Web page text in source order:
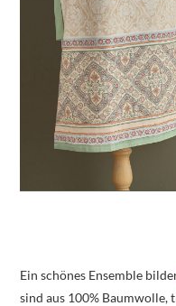
Ein schönes Ensemble
sind aus 100% Baumwolle,